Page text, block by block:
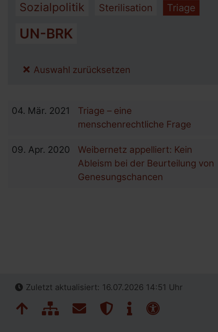
Sozialpolitik
Sterilisation Triage
UN-BRK
Auswahl zurücksetzen
04. Mär. 2021
Triage – eine
menschenrechtliche Frage
09. Apr. 2020
Weibernetz appelliert: Kein
Ableism bei der Beurteilung von
Genesungschancen
Zuletzt aktualisiert: 16.07.2026 14:51 Uhr
Navigation überspringen
Zum Seitenanfang
Inhaltsübersicht
KontaktDatenschutz
Impressum